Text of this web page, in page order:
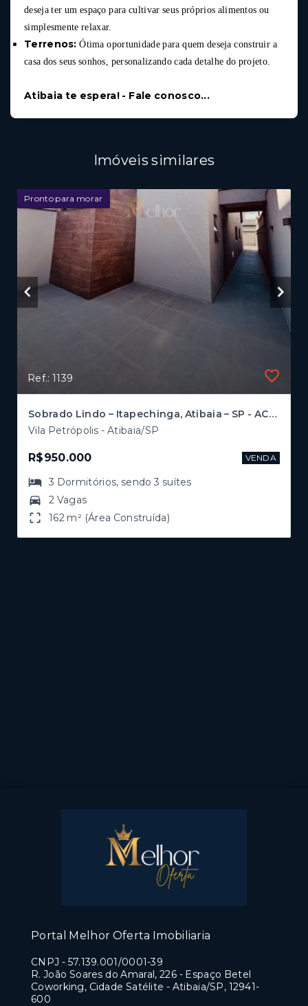
deseja ter um espaço para cultivar seus próprios alimentos ou
simplesmente relaxar.
Terrenos: Ótima oportunidade para quem deseja construir a
casa dos seus sonhos, personalizando cada detalhe do projeto.
Atibaia te espera! - Fale conosco...
Imóveis similares
Pronto para morar
Ref.: 1139
Sobrado Lindo – Itapechinga, Atibaia – SP - ACEITA PERMUTA - LEIA DESCRIÇÃO
Vila Petrópolis - Atibaia/SP
R$950.000 VENDA
3 Dormitórios, sendo3 suítes
2 Vagas
162 m² (Área Construída)
Portal Melhor Oferta Imobiliaria
CNPJ - 57.139.001/0001-39
R. João Soares do Amaral, 226 - Espaço Betel
Coworking, Cidade Satélite - Atibaia/SP, 12941-
600